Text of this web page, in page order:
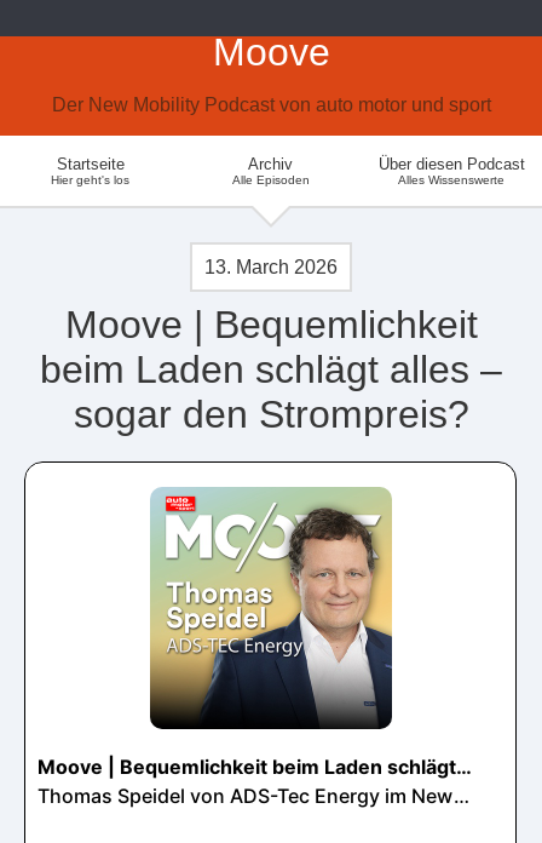
Moove
Der New Mobility Podcast von auto motor und sport
Startseite
Hier geht's los
Archiv
Alle Episoden
Über diesen Podcast
Alles Wissenswerte
13. March 2026
Moove | Bequemlichkeit
beim Laden schlägt alles –
sogar den Strompreis?